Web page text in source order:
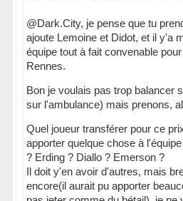
@Dark.City, je pense que tu
ajoute Lemoine et Didot, et il y'a
équipe tout à fait convenable
Rennes.
Bon je voulais pas trop balancer
sur l'ambulance) mais prenons,
Quel joueur transférer pour ce
apporter quelque chose à
? Erding ? Diallo ? Emerson ?
Il doit y'en avoir d'autres, mais
encore(il aurait pu apporter